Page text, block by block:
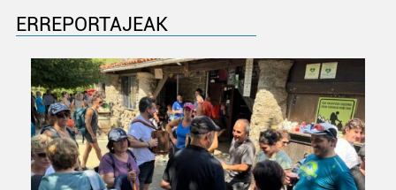
ERREPORTAJEAK